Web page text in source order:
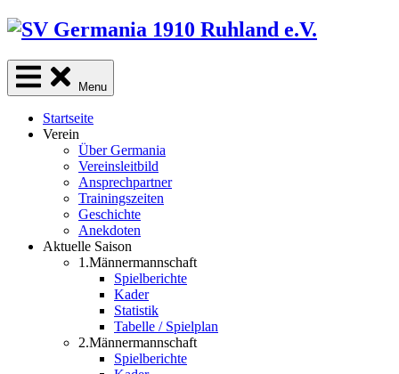
Skip
content
Menu
Startseite
Verein
Über Germania
Vereinsleitbild
Ansprechpartner
Trainingszeiten
Geschichte
Anekdoten
Aktuelle Saison
1.Männermannschaft
Spielberichte
Kader
Statistik
Tabelle / Spielplan
2.Männermannschaft
Spielberichte